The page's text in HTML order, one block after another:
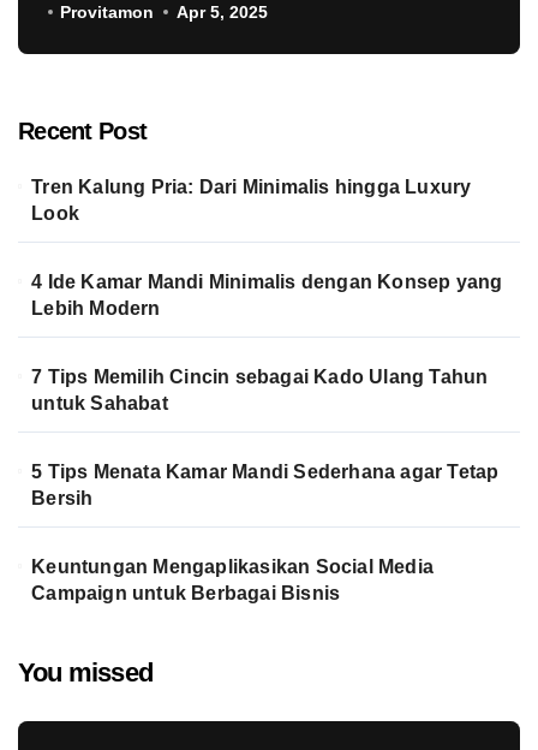
Provitamon Apr 5, 2025
Recent Post
Tren Kalung Pria: Dari Minimalis hingga Luxury
Look
4 Ide Kamar Mandi Minimalis dengan Konsep yang
Lebih Modern
7 Tips Memilih Cincin sebagai Kado Ulang Tahun
untuk Sahabat
5 Tips Menata Kamar Mandi Sederhana agar Tetap
Bersih
Keuntungan Mengaplikasikan Social Media
Campaign untuk Berbagai Bisnis
You missed